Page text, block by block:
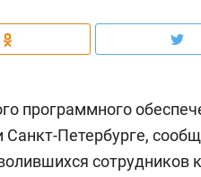
программного
Петербурге,
сотрудников